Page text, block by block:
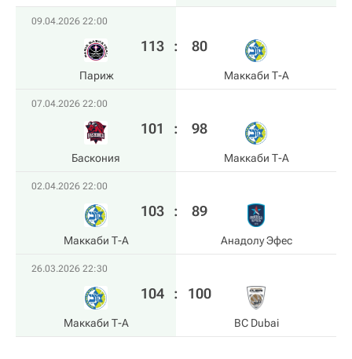
09.04.2026 22:00
Париж
113 : 80
Маккаби Т-А
07.04.2026 22:00
Баскония
101 : 98
Маккаби Т-А
02.04.2026 22:00
Маккаби Т-А
103 : 89
Анадолу Эфес
26.03.2026 22:30
Маккаби Т-А
104 : 100
BC Dubai